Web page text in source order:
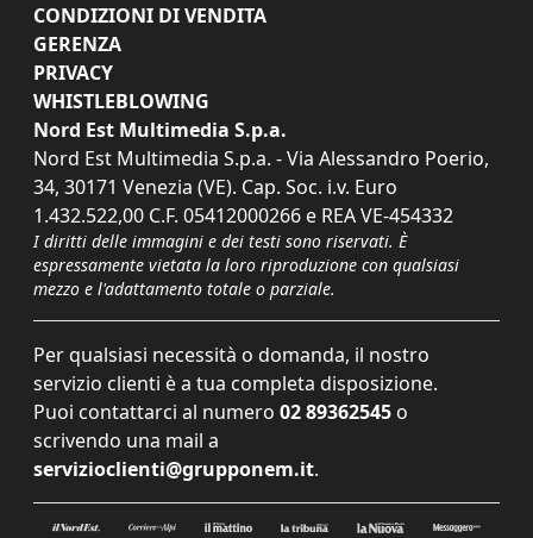
CONDIZIONI DI VENDITA
GERENZA
PRIVACY
WHISTLEBLOWING
Nord Est Multimedia S.p.a.
Nord Est Multimedia S.p.a. - Via Alessandro Poerio,
34, 30171 Venezia (VE). Cap. Soc. i.v. Euro
1.432.522,00 C.F. 05412000266 e REA VE-454332
I diritti delle immagini e dei testi sono riservati. È
espressamente vietata la loro riproduzione con qualsiasi
mezzo e l'adattamento totale o parziale.
Per qualsiasi necessità o domanda, il nostro
servizio clienti è a tua completa disposizione.
Puoi contattarci al numero 02 89362545 o
scrivendo una mail a
servizioclienti@grupponem.it.